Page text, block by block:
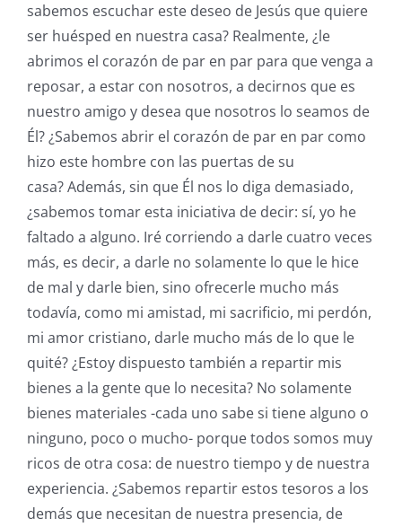
sabemos escuchar este deseo de Jesús que quiere
ser huésped en nuestra casa? Realmente, ¿le
abrimos el corazón de par en par para que venga a
reposar, a estar con nosotros, a decirnos que es
nuestro amigo y desea que nosotros lo seamos de
Él? ¿Sabemos abrir el corazón de par en par como
hizo este hombre con las puertas de su
casa? Además, sin que Él nos lo diga demasiado,
¿sabemos tomar esta iniciativa de decir: sí, yo he
faltado a alguno. Iré corriendo a darle cuatro veces
más, es decir, a darle no solamente lo que le hice
de mal y darle bien, sino ofrecerle mucho más
todavía, como mi amistad, mi sacrificio, mi perdón,
mi amor cristiano, darle mucho más de lo que le
quité? ¿Estoy dispuesto también a repartir mis
bienes a la gente que lo necesita? No solamente
bienes materiales -cada uno sabe si tiene alguno o
ninguno, poco o mucho- porque todos somos muy
ricos de otra cosa: de nuestro tiempo y de nuestra
experiencia. ¿Sabemos repartir estos tesoros a los
demás que necesitan de nuestra presencia, de